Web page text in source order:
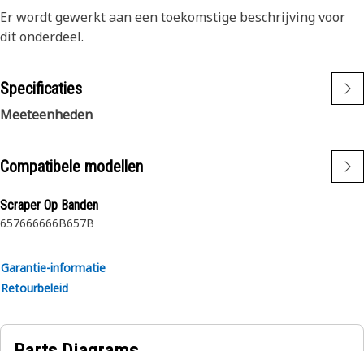
Er wordt gewerkt aan een toekomstige beschrijving voor
dit onderdeel.
Specificaties
Meeteenheden
Compatibele modellen
Scraper Op Banden
657666666B657B
Garantie-informatie
Retourbeleid